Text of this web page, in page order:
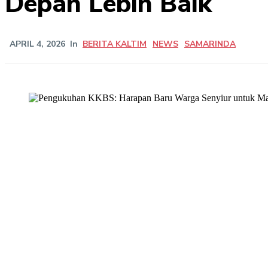
APRIL 4, 2026 In BERITA KALTIM NEWS SAMARINDA